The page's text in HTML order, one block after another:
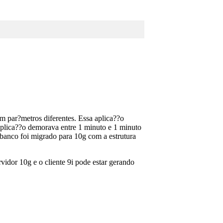
diferentes. Essa aplica??o
demorava entre 1 minuto e 1 minuto
foi migrado para 10g com a estrutura
10g e o cliente 9i pode estar gerando